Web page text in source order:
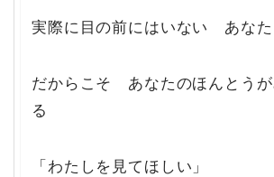
実際に目の前にはいない あなた
だからこそ あなたのほんとうが
る
「わたしを見てほしい」